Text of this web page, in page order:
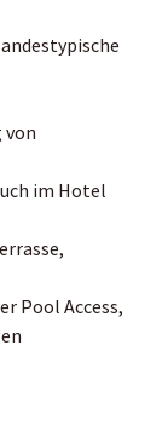
von
im Hotel
Pool Access,